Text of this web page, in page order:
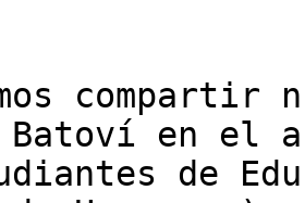
compartir
Batoví en el
de